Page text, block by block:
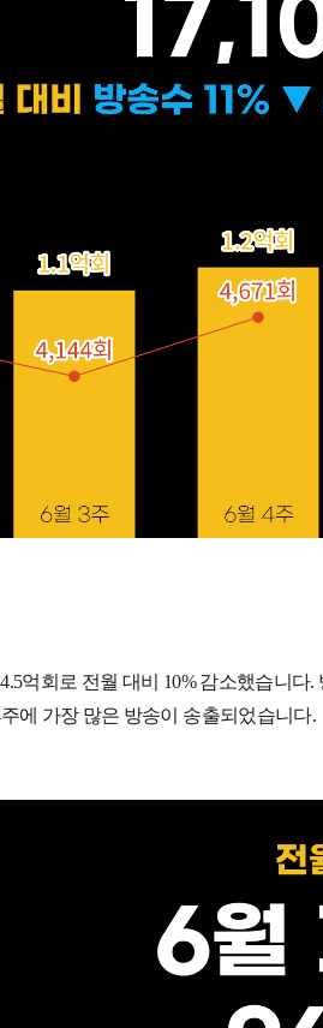
억회로 전월 대비 10% 감소했습니다.
에 가장 많은 방송이 송출되었습니다.